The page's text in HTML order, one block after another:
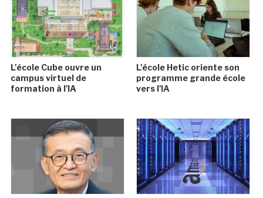
L'école Cube ouvre un
campus virtuel de
formation à l'IA
L'école Hetic oriente son
programme grande école
vers l'IA